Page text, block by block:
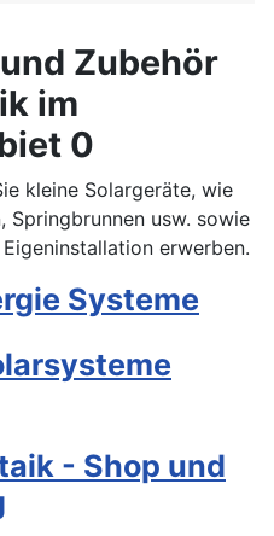
Zubehör
im
0
kleine Solargeräte, wie
Springbrunnen usw. sowie
erwerben.
Systeme
- Shop und